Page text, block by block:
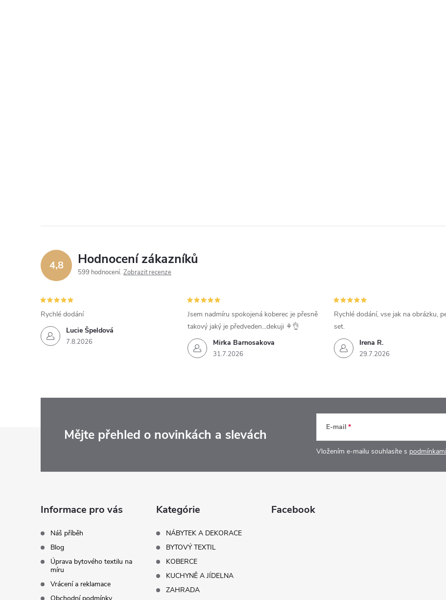
4,8 Hodnocení zákazníků
599 hodnocení Zobrazit recenze
Lucie Špeldová
7.8.2026
Rychlé dodání
Mirka Barnosakova
31.7.2026
Jsem nadmíru spokojená koberec je přesně
takový jaký je předveden...dekuji ⚘️👌
Irena R.
29.7.2026
Rychlé dodání, vse jak na obrázku,
set.
Mějte přehled o novinkách a slevách E-mail
Vložením e-mailu souhlasíte s
Informace pro vás
Náš příběh
Blog
Úprava bytového textilu na
míru
Vrácení a reklamace
Kategórie
NÁBYTEK A DEKORACE
BYTOVÝ TEXTIL
KOBERCE
KUCHYNĚ A JÍDELNA
ZAHRADA
Facebook